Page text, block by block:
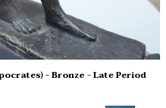
- Bronze - Late Period